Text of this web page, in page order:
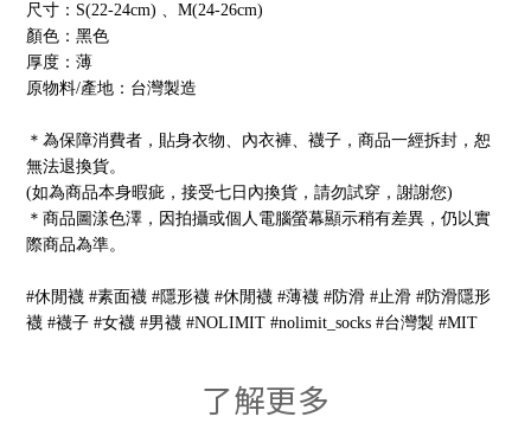
尺寸：S(22-24cm) 、M(24-26cm)
顏色：黑色
厚度：薄
原物料/產地：台灣製造
＊為保障消費者，貼身衣物、內衣褲、襪子，商品一經拆封，恕
無法退換貨。
(如為商品本身暇疵，接受七日內換貨，請勿試穿，謝謝您)
＊商品圖漾色澤，因拍攝或個人電腦螢幕顯示稍有差異，仍以實
際商品為準。
#休閒襪 #素面襪 #隱形襪 #休閒襪 #薄襪 #防滑 #止滑 #防滑隱形
襪 #襪子 #女襪 #男襪 #NOLIMIT #nolimit_socks #台灣製 #MIT
了解更多